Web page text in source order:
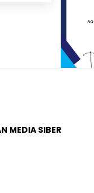
MEDIA SIBER